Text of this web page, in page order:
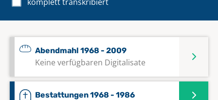
Abendmahl 1968 - 2009
Keine verfügbaren Digitalisate
Bestattungen 1968 - 1986